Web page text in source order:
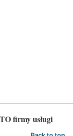
firmy usługi